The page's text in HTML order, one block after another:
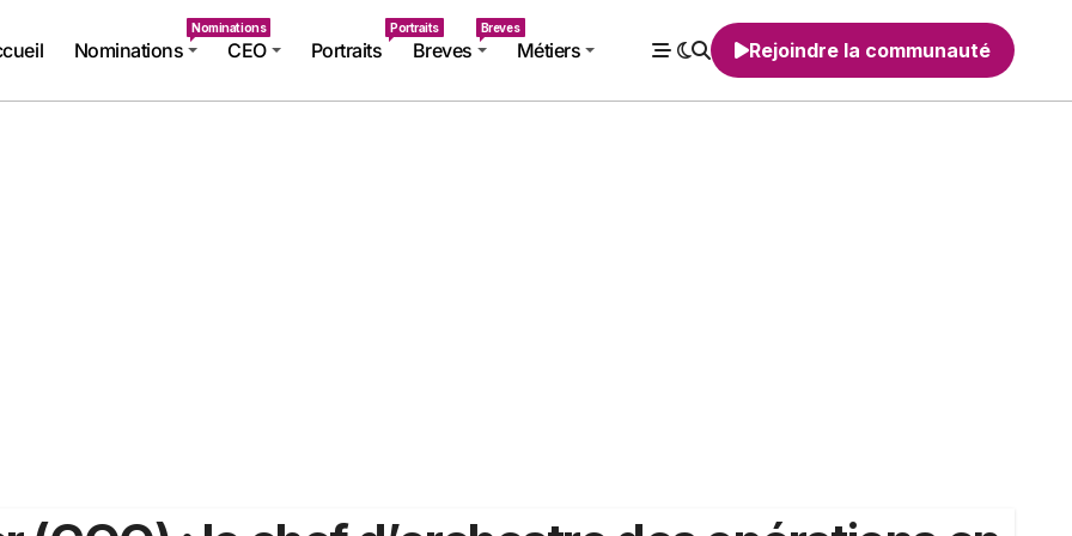
Nominations
Nominations
CEO Portraits
Portraits
Breves
Breves
Métiers Rejoindre la communauté